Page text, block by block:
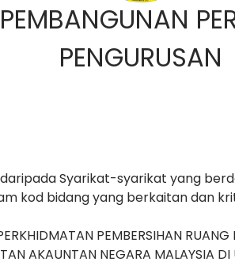
PENGURUSAN
Syarikat-syarikat yang
kod bidang yang berkaitan dan
PEMBERSIHAN
AKAUNTAN NEGARA MALAYSIA DI